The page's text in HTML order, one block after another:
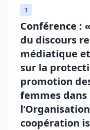
1
Conférence :
du discours
médiatique
sur la
promotion
femmes dans
coopération